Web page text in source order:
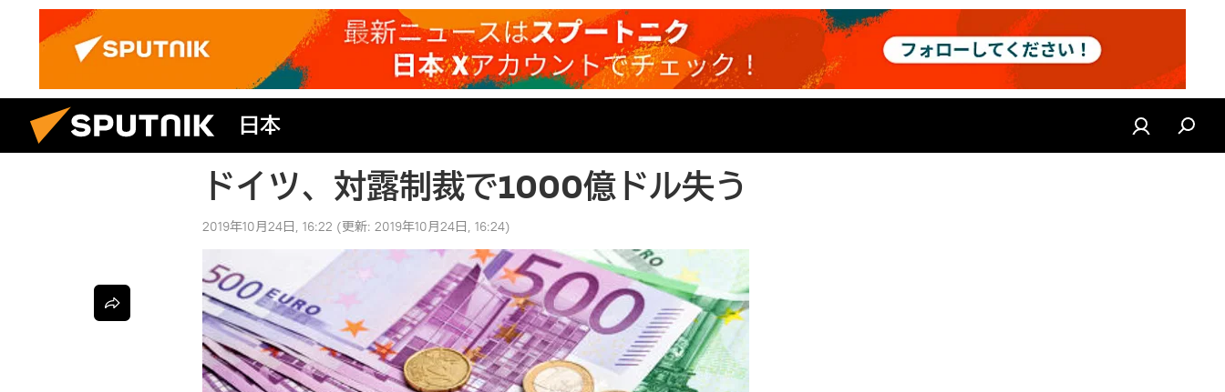
日本
ドイツ、対露制裁で1000億ドル失う
2019年10月24日, 16:22 (更新: 2019年10月24日, 16:24)